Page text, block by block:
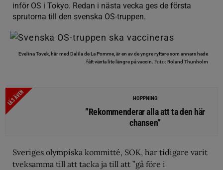
inför OS i Tokyo. Redan i nästa vecka ges de första
sprutorna till den svenska OS-truppen.
Evelina Tovek, här med Dalila de La Pomme, är en av de yngre ryttare som annars hade
fått vänta lite längre på vaccin. Foto: Roland Thunholm
LÄS ÄVEN HOPPNING
”Rekommenderar alla att ta den här
chansen”
Sveriges olympiska kommitté, SOK, har tidigare varit
tveksamma till att tacka ja till att ”gå före i